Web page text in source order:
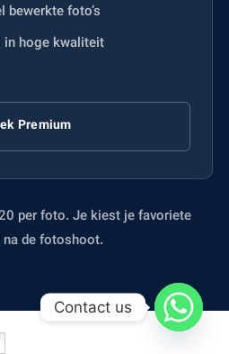
foto’s
in hoge kwaliteit
Premium
per foto. Je kiest je favoriete
na de fotoshoot.
Contact us